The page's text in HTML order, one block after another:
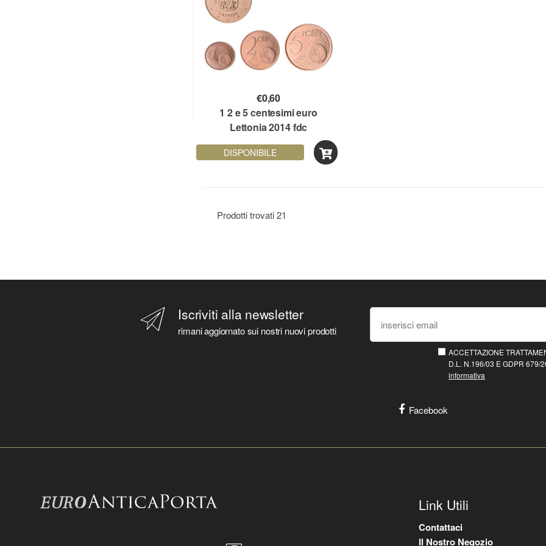
€0,60
1 2 e 5 centesimi euro
Lettonia 2014 fdc
DISPONIBILE
Prodotti trovati21
Iscriviti alla newsletter
rimani aggiornato sui nostri nuovi prodotti
ACCETTAZIONE
D.L. N.196/03 E GDPR
informativa
Facebook
Link Utili
Contattaci
Il Nostro Negozio